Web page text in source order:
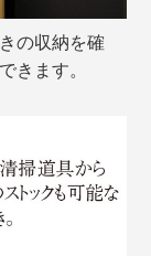
の収納を確
きます。